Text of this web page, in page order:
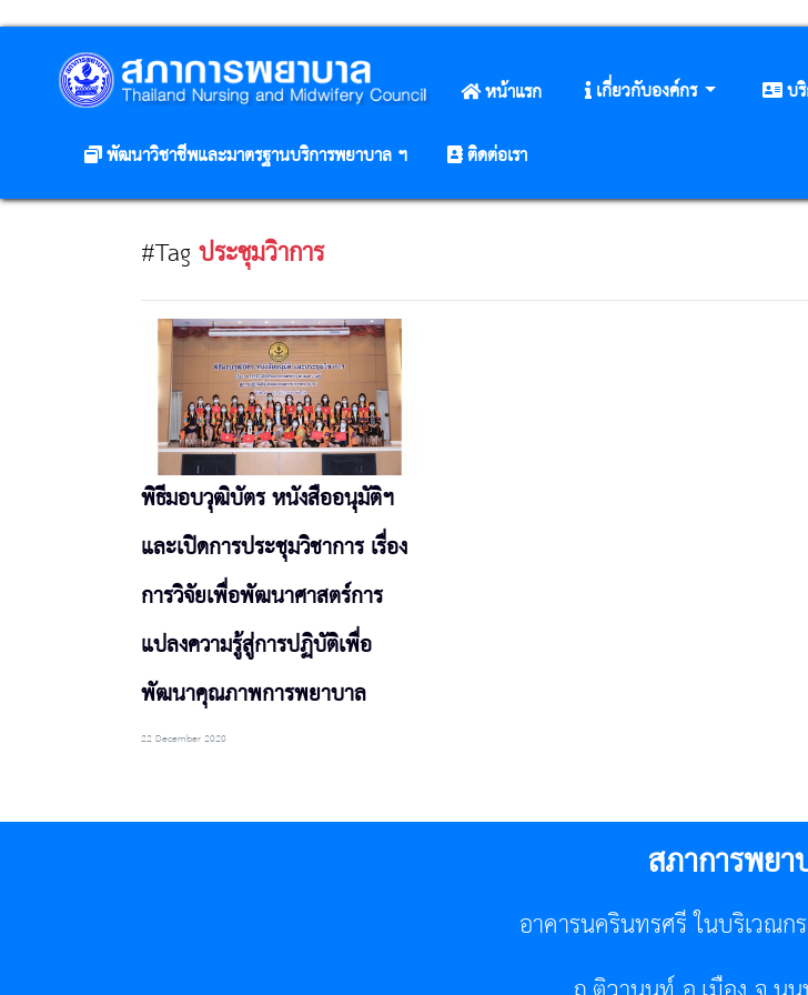
หน้าแรก เกี่ยวกับองค์กร บ
พัฒนาวิชาชีพและมาตรฐานบริการพยาบาล ฯ
ติดต่อเรา
#Tagประชุมวิาการ
พิธีมอบวุฒิบัตร หนังสืออนุมัติฯ
และเปิดการประชุมวิชาการ เรื่อง
การวิจัยเพื่อพัฒนาศาสตร์การ
แปลงความรู้สู่การปฏิบัติเพื่อ
พัฒนาคุณภาพการพยาบาล
22 December 2020
สภาการพยา
อาคารนครินทรศรี ในบริเวณก